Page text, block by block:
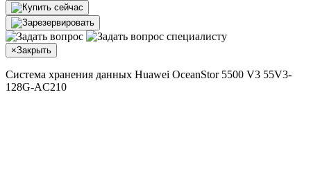
×Закрыть
Система хранения данных Huawei OceanStor 5500 V3 55V3-
128G-AC210